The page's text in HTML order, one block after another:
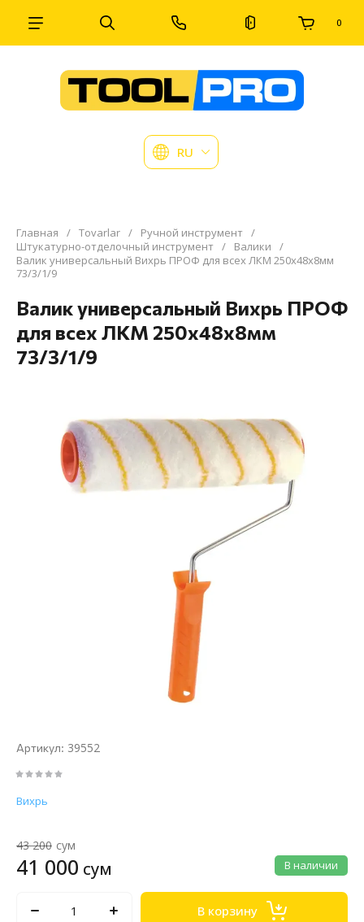
RU
0
Главная / Tovarlar / Ручной инструмент /
Штукатурно-отделочный инструмент / Валики
/
Валик универсальный Вихрь ПРОФ для всех ЛКМ 250х48х8мм
73/3/1/9
Валик универсальный Вихрь ПРОФ
для всех ЛКМ 250х48х8мм
73/3/1/9
Артикул: 39552
Вихрь
В наличии
43 200 сум
41 000 сум
В корзину